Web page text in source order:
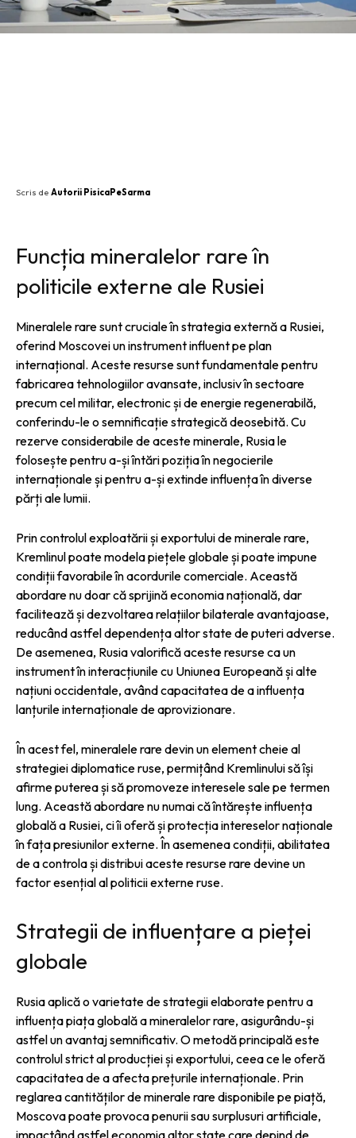
Scris de Autorii PisicaPeSarma
Funcția mineralelor rare în
politicile externe ale Rusiei
Mineralele rare sunt cruciale în strategia externă a Rusiei,
oferind Moscovei un instrument influent pe plan
internațional. Aceste resurse sunt fundamentale pentru
fabricarea tehnologiilor avansate, inclusiv în sectoare
precum cel militar, electronic și de energie regenerabilă,
conferindu-le o semnificație strategică deosebită. Cu
rezerve considerabile de aceste minerale, Rusia le
folosește pentru a-și întări poziția în negocierile
internaționale și pentru a-și extinde influența în diverse
părți ale lumii.
Prin controlul exploatării și exportului de minerale rare,
Kremlinul poate modela piețele globale și poate impune
condiții favorabile în acordurile comerciale. Această
abordare nu doar că sprijină economia națională, dar
facilitează și dezvoltarea relațiilor bilaterale avantajoase,
reducând astfel dependența altor state de puteri adverse.
De asemenea, Rusia valorifică aceste resurse ca un
instrument în interacțiunile cu Uniunea Europeană și alte
națiuni occidentale, având capacitatea de a influența
lanțurile internaționale de aprovizionare.
În acest fel, mineralele rare devin un element cheie al
strategiei diplomatice ruse, permițând Kremlinului să își
afirme puterea și să promoveze interesele sale pe termen
lung. Această abordare nu numai că întărește influența
globală a Rusiei, ci îi oferă și protecția intereselor naționale
în fața presiunilor externe. În asemenea condiții, abilitatea
de a controla și distribui aceste resurse rare devine un
factor esențial al politicii externe ruse.
Strategii de influențare a pieței
globale
Rusia aplică o varietate de strategii elaborate pentru a
influența piața globală a mineralelor rare, asigurându-și
astfel un avantaj semnificativ. O metodă principală este
controlul strict al producției și exportului, ceea ce le oferă
capacitatea de a afecta prețurile internaționale. Prin
reglarea cantităților de minerale rare disponibile pe piață,
Moscova poate provoca penurii sau surplusuri artificiale,
impactând astfel economia altor state care depind de